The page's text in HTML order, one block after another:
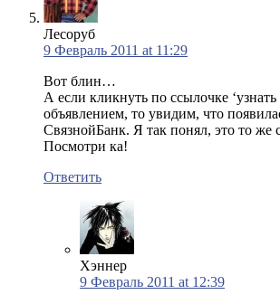
Лесоруб
9 Февраль 2011 at 11:29
Вот блин…
А если кликнуть по ссылочке
объявлением, то увидим, что
СвязнойБанк. Я так понял, это то же
Посмотри ка!
Ответить
Хэннер
9 Февраль 2011 at 12:39